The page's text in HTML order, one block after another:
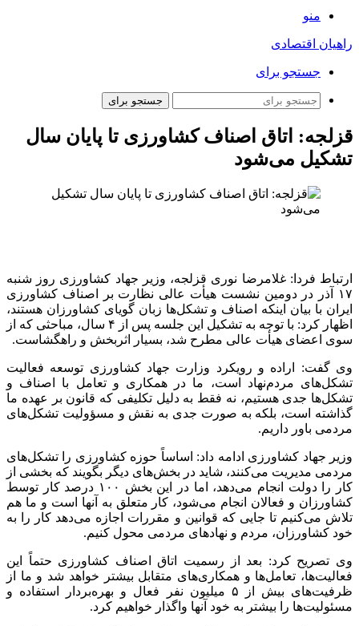
منو
راهیان اقتصادی
جستجو برای
جستجو برای
قزلجه: اتاق اصناف کشاورزی تا پایان سال
تشکیل می‌شود
ارتباط فردا: غلامرضا نوری قزلجه، وزیر جهاد کشاورزی روز شنبه
۱۷ آذر در دومین نشست هیأت عالی نظارت بر اصناف کشاورزی
ایران با بیان اینکه اصناف و تشکل‌ها زبان گویای کشاورزان هستند،
اظهار کرد: با توجه به تشکیل این جلسه پس از ۴ سال، مباحثی که از
سوی اعضای هیأت عالی مطرح شد، بسیار اثربخش و راهگشاست.
وی گفت: اراده و رویکرد وزارت جهاد کشاورزی توسعه فعالیت
تشکل‌های مردم‌نهاد است، ما در همکاری و تعامل با اصناف و
تشکل‌ها جدی هستیم، نه فقط به دلیل تکلیفی که قانون بر عهده ما
گذاشته است، بلکه به صورت جدی به نقش و مسؤولیت تشکل‌های
مردمی باور داریم.
وزیر جهاد کشاورزی ادامه داد: اساساً حوزه کشاورزی را تشکل‌های
مردمی مدیریت می‌کنند، شاید در بخش‌های دیگر بگویند که بخشی از
کار را دولت انجام می‌دهد، اما در این بخش ۱۰۰ درصد کار توسط
کشاورزان و فعالان انجام می‌شود، کار متعلق به آنها است و ما هم
تلاش می‌کنیم تا جایی که قوانین و مقررات اجازه می‌دهد کار را به
خود کشاورزان، مردم و نهادهای مردمی محول کنیم.
وی تصریح کرد: بعد از رسمیت اتاق اصناف کشاورزی حتماً این
فعالیت‌ها، تعامل‌ها و همکاری‌های متقابل بیشتر خواهد شد و ما از
ظرفیت‌های بیش از ۵ میلیون نفر فعال و بهره‌بردار استفاده و
مسئولیت‌ها را بیشتر به خود آنها واگذار خواهیم کرد.